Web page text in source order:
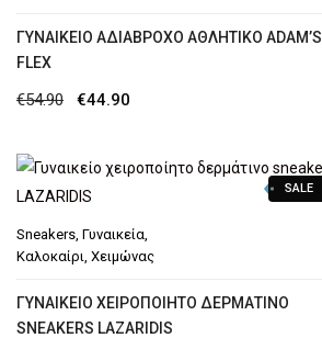
ΓΥΝΑΙΚΕΊΟ ΑΔΙΆΒΡΟΧΟ ΑΘΛΗΤΙΚΌ ADAM’S
FLEX
€54.90
Original
was:
€54.90.
€44.90
τιμή
€44.90.
SALE
Sneakers Γυναικεία
Καλοκαίρι Χειμώνας
ΓΥΝΑΙΚΕΊΟ ΧΕΙΡΟΠΟΊΗΤΟ ΔΕΡΜΆΤΙΝΟ
SNEAKERS LAZARIDIS